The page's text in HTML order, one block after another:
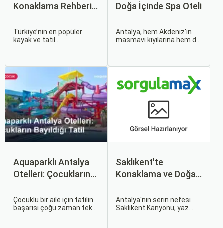
Konaklama Rehberi:
Otel Önerileri
Türkiye’nin en popüler
kayak ve tatil
deneyimler sunar. Kış
aylarında kayak severlerin
akınına uğrayan bölge, yaz
aylarında da doğa ile iç içe
huzurlu tatil arayanları
ağırlamaktadır.
Doğa İçinde Spa Oteli
Antalya, hem Akdeniz'in
masmavi kıyılarına hem de
ve yenilenmek isteyen
gezginler için spa otellerini
Aquaparklı Antalya
Otelleri: Çocukların
Çocuklu bir aile için tatilin
başarısı çoğu zaman tek
Saklıkent'te
Konaklama ve Doğa
Antalya'nın serin nefesi
Saklıkent Kanyonu, yaz